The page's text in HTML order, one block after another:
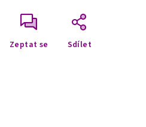
Zeptat se Sdílet